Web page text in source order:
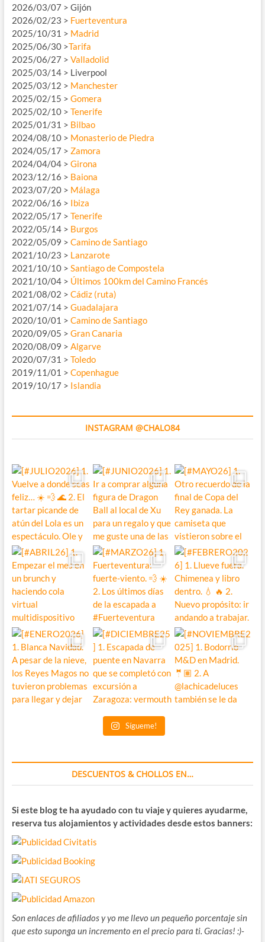
2026/03/07 > Gijón
2026/02/23 > Fuerteventura
2025/10/31 > Madrid
2025/06/30 >Tarifa
2025/06/27 > Valladolid
2025/03/14 > Liverpool
2025/03/12 > Manchester
2025/02/15 > Gomera
2025/02/10 > Tenerife
2025/01/31 > Bilbao
2024/08/10 > Monasterio de Piedra
2024/05/17 > Zamora
2024/04/04 > Girona
2023/12/16 > Baiona
2023/07/20 > Málaga
2022/06/16 > Ibiza
2022/05/17 > Tenerife
2022/05/14 > Burgos
2022/05/09 > Camino de Santiago
2021/10/23 > Lanzarote
2021/10/10 > Santiago de Compostela
2021/10/04 > Últimos 100km del Camino Francés
2021/08/02 > Cádiz (ruta)
2021/07/14 > Guadalajara
2020/10/01 > Camino de Santiago
2020/09/05 > Gran Canaria
2020/08/09 > Algarve
2020/07/31 > Toledo
2019/11/01 > Copenhague
2019/10/17 > Islandia
INSTAGRAM @CHALO84
Sígueme!
DESCUENTOS & CHOLLOS EN…
Si este blog te ha ayudado con tu viaje y quieres ayudarme,
reserva tus alojamientos y actividades desde estos banners:
Son enlaces de afiliados y yo me llevo un pequeño porcentaje sin
que esto suponga un incremento en el precio para ti. Gracias! :)-